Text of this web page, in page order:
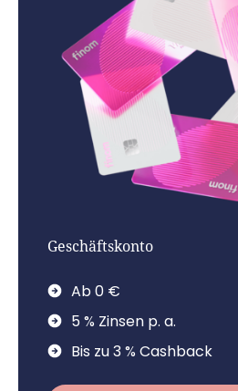
Geschäftskonto
Ab 0 €
5 % Zinsen p. a.
Bis zu 3 % Cashback